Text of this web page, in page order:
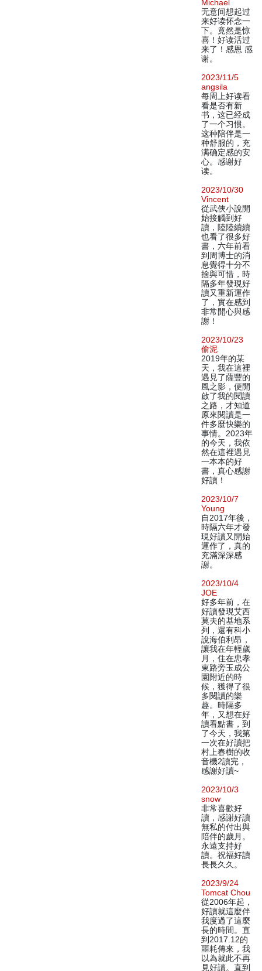
Michael
无意间想起过
来好读怀念一
下。竟然是惊
喜！好读活过
来了！感恩 感
谢。
2023/11/5
angsila
每周上好读看
看是否有新
书，这已经成
了一个习惯。
这种陪伴是一
种舒服的，充
满确定感的安
心。感谢好
读。
2023/10/30
Vincent
從武俠小說開
始接觸到好
讀，陸陸續續
也看了很多好
書，六年前看
到周博士的消
息覺得十分不
捨與可惜，時
隔多年發現好
讀又重新運作
了，實在感到
非常開心與感
謝！
2023/10/23
偷泥
2019年的某
天，我在這裡
遇見了薩豐的
風之影，便開
啟了我的閱讀
之路，才知道
原來閱讀是一
件多麼快樂的
事情。2023年
的今天，我依
然在這裡遇見
一本本的好
書，真心感謝
好讀！
2023/10/7
Young
自2017年後，
時隔六年才發
現好讀又開始
運作了，真的
充滿深深感
謝。
2023/10/4
JOE
好多年前，在
好讀發現艾西
莫夫的基地系
列，還有科小
說海伯利昂，
讓我在年輕歲
月，住在忠孝
東路旁玉成公
園附近的時
候，獲得了很
多閱讀的樂
趣。時隔多
年，又想在好
讀看點書，到
了今天，我第
一次在好讀把
村上春樹的收
音機2讀完，
感謝好讀~
2023/10/3
snow
非常喜歡好
讀，感謝好讀
無私的付出與
陪伴的歲月。
永遠支持好
讀。祝福好讀
長長久久。
2023/9/24
Tomcat Chou
從2006年起，
好讀就這麼伴
我度過了這麼
長的時間。直
到2017.12的
噩耗傳來，我
以為就此不再
見好讀。直到